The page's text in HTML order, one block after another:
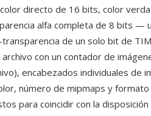
directo de 16 bits, color
alfa completa de 8 bits —
de un solo bit de
con un contador de
encabezados individuales de
número de mipmaps y formato
para coincidir con la